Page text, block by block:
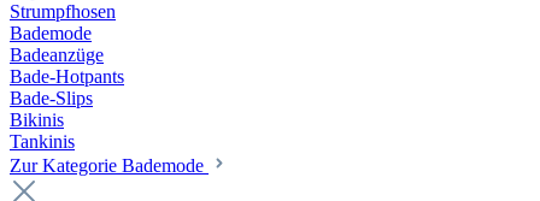
Strumpfhosen
Bademode
Badeanzüge
Bade-Hotpants
Bade-Slips
Bikinis
Tankinis
Zur Kategorie Bademode